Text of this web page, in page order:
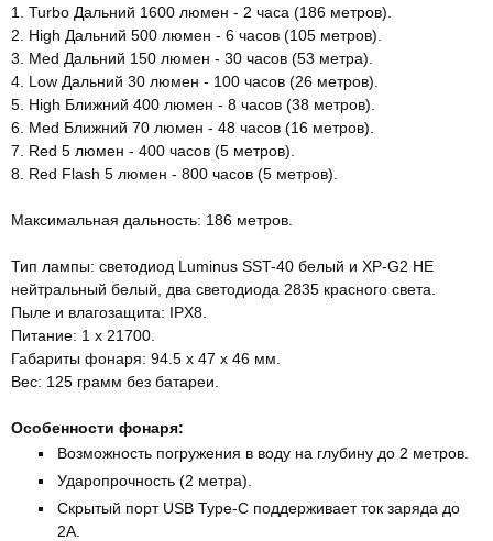
1. Turbo Дальний 1600 люмен - 2 часа (186 метров).
2. High Дальний 500 люмен - 6 часов (105 метров).
3. Med Дальний 150 люмен - 30 часов (53 метра).
4. Low Дальний 30 люмен - 100 часов (26 метров).
5. High Ближний 400 люмен - 8 часов (38 метров).
6. Med Ближний 70 люмен - 48 часов (16 метров).
7. Red 5 люмен - 400 часов (5 метров).
8. Red Flash 5 люмен - 800 часов (5 метров).
Максимальная дальность: 186 метров.
Тип лампы: светодиод Luminus SST-40 белый и XP-G2 HE
нейтральный белый, два светодиода 2835 красного света.
Пыле и влагозащита: IPX8.
Питание: 1 x 21700.
Габариты фонаря: 94.5 x 47 x 46 мм.
Вес: 125 грамм без батареи.
Особенности фонаря:
Возможность погружения в воду на глубину до 2 метров.
Ударопрочность (2 метра).
Скрытый порт USB Type-C поддерживает ток заряда до
2A.